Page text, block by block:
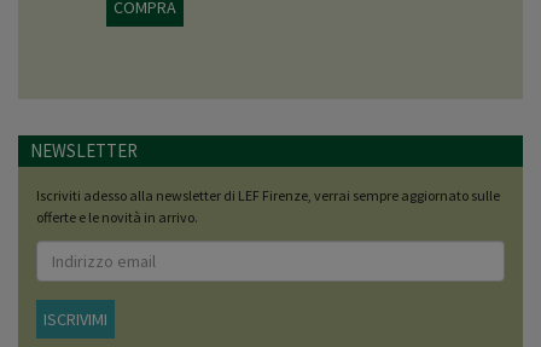
COMPRA
NEWSLETTER
Iscriviti adesso alla newsletter di LEF Firenze, verrai sempre aggiornato sulle
offerte e le novità in arrivo.
ISCRIVIMI